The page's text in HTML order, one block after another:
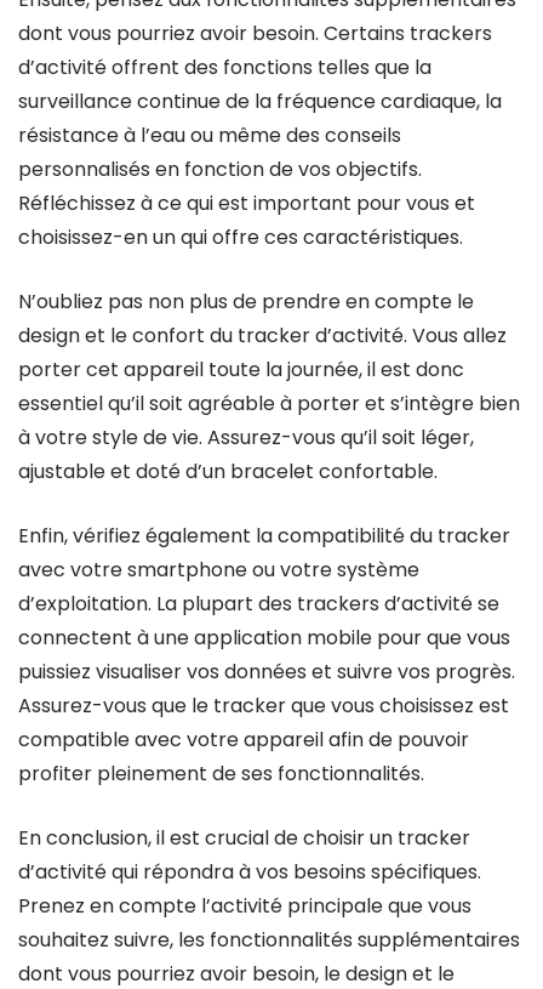
dont vous pourriez avoir besoin. Certains trackers
d’activité offrent des fonctions telles que la
surveillance continue de la fréquence cardiaque, la
résistance à l’eau ou même des conseils
personnalisés en fonction de vos objectifs.
Réfléchissez à ce qui est important pour vous et
choisissez-en un qui offre ces caractéristiques.
N’oubliez pas non plus de prendre en compte le
design et le confort du tracker d’activité. Vous allez
porter cet appareil toute la journée, il est donc
essentiel qu’il soit agréable à porter et s’intègre bien
à votre style de vie. Assurez-vous qu’il soit léger,
ajustable et doté d’un bracelet confortable.
Enfin, vérifiez également la compatibilité du tracker
avec votre smartphone ou votre système
d’exploitation. La plupart des trackers d’activité se
connectent à une application mobile pour que vous
puissiez visualiser vos données et suivre vos progrès.
Assurez-vous que le tracker que vous choisissez est
compatible avec votre appareil afin de pouvoir
profiter pleinement de ses fonctionnalités.
En conclusion, il est crucial de choisir un tracker
d’activité qui répondra à vos besoins spécifiques.
Prenez en compte l’activité principale que vous
souhaitez suivre, les fonctionnalités supplémentaires
dont vous pourriez avoir besoin, le design et le